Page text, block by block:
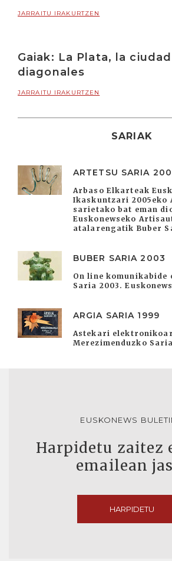
JARRAITU IRAKURTZEN
Gaiak: La Plata, la
diagonales
JARRAITU IRAKURTZEN
SARIAK
ARTETSU SARIA
Arbaso Elkarteak
Ikaskuntzari 2005eko
sarietako bat eman
Euskonewseko
atalarengatik Buber
BUBER SARIA 2003
On line komunikabide
Saria 2003. Euskonews
ARGIA SARIA 1999
Astekari
Merezimenduzko Saria
EUSKONEWS
Harpidetu zaitez
emailean
HARPIDETU